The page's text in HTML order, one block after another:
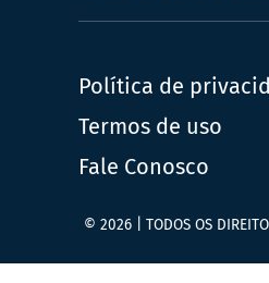
Política de
Termos de uso
Fale Conosco
© 2026 | TODOS OS